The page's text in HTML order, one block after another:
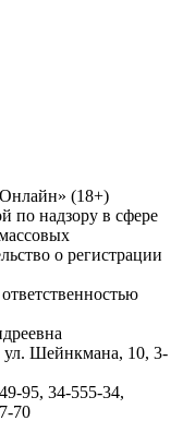
(18+)
по надзору в сфере
о регистрации
ул. Шейнкмана, 10, 3-
95, 34-555-34,
70